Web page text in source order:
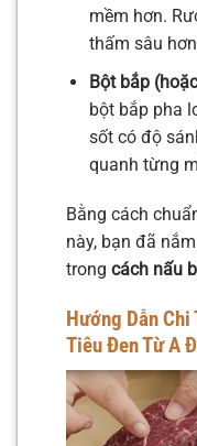
mềm hơn.
thấm sâu
Bột bắp
bột bắp pha
sốt có độ
quanh từng
Bằng cách
này, bạn đã
trong cách nấu
Hướng Dẫn Chi
Tiêu Đen Từ A